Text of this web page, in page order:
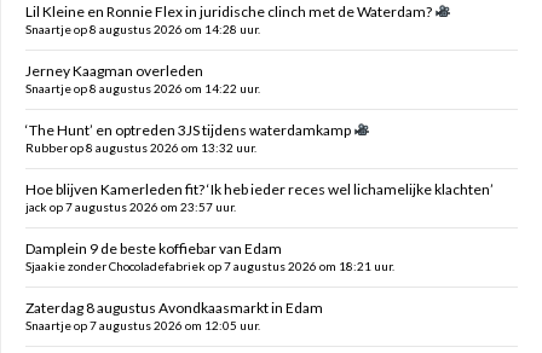
Lil Kleine en Ronnie Flex in juridische clinch met de Waterdam?
Snaartje op 8 augustus 2026 om 14:28 uur.
Jerney Kaagman overleden
Snaartje op 8 augustus 2026 om 14:22 uur.
‘The Hunt’ en optreden 3JS tijdens waterdamkamp
Rubber op 8 augustus 2026 om 13:32 uur.
Hoe blijven Kamerleden fit? ‘Ik heb ieder reces wel lichamelijke klachten’
jack op 7 augustus 2026 om 23:57 uur.
Damplein 9 de beste koffiebar van Edam
Sjaakie zonder Chocoladefabriek op 7 augustus 2026 om 18:21 uur.
Zaterdag 8 augustus Avondkaasmarkt in Edam
Snaartje op 7 augustus 2026 om 12:05 uur.